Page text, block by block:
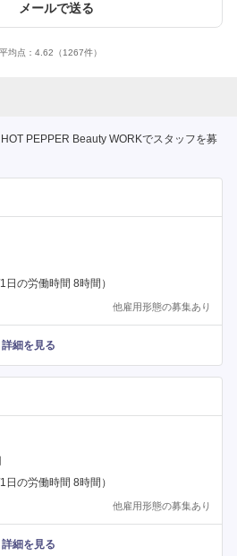
メールで送る
均点： 4.62 （1267件）
PEPPER Beauty WORKでスタッフを募
の労働時間 8時間）
他雇用形態の募集あり
詳細を見る
の労働時間 8時間）
他雇用形態の募集あり
詳細を見る